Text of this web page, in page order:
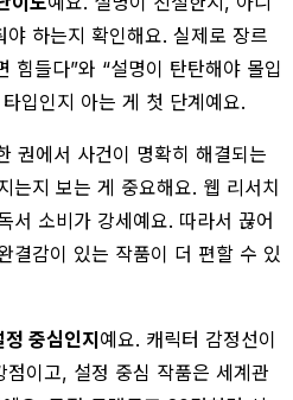
하는지 확인해요. 실제로 장르
힘들다”와 “설명이 탄탄해야 몰입
입인지 아는 게 첫 단계예요.
권에서 사건이 명확히 해결되는
는지 보는 게 중요해요. 웹 리서치
서 소비가 강세예요. 따라서 끊어
결감이 있는 작품이 더 편할 수 있
중심인지예요. 캐릭터 감정선이
이고, 설정 중심 작품은 세계관